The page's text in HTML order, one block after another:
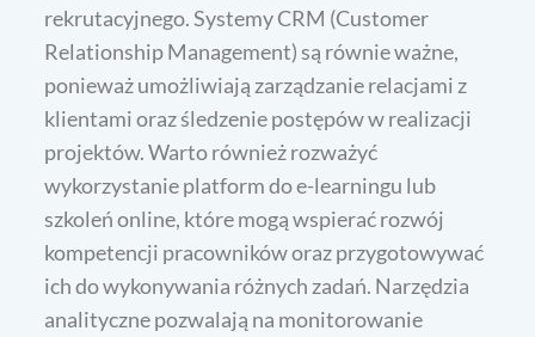
rekrutacyjnego. Systemy CRM (Customer
Relationship Management) są równie ważne,
ponieważ umożliwiają zarządzanie relacjami z
klientami oraz śledzenie postępów w realizacji
projektów. Warto również rozważyć
wykorzystanie platform do e-learningu lub
szkoleń online, które mogą wspierać rozwój
kompetencji pracowników oraz przygotowywać
ich do wykonywania różnych zadań. Narzędzia
analityczne pozwalają na monitorowanie